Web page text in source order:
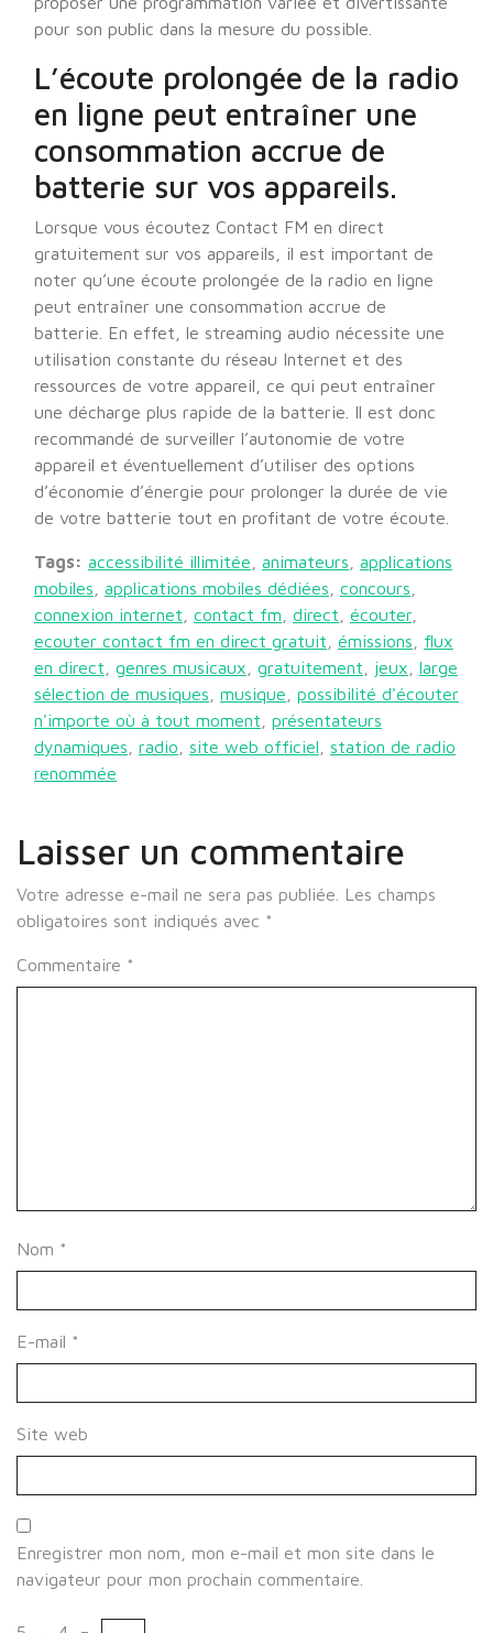
pour son public dans la mesure du possible.
L’écoute prolongée de la radio
en ligne peut entraîner une
consommation accrue de
batterie sur vos appareils.
Lorsque vous écoutez Contact FM en direct
gratuitement sur vos appareils, il est important de
noter qu’une écoute prolongée de la radio en ligne
peut entraîner une consommation accrue de
batterie. En effet, le streaming audio nécessite une
utilisation constante du réseau Internet et des
ressources de votre appareil, ce qui peut entraîner
une décharge plus rapide de la batterie. Il est donc
recommandé de surveiller l’autonomie de votre
appareil et éventuellement d’utiliser des options
d’économie d’énergie pour prolonger la durée de vie
de votre batterie tout en profitant de votre écoute.
Tags: accessibilité illimitée animateurs
applications
mobiles
applications mobiles dédiées concours
connexion internet
contact fm direct écouter
ecouter contact fm en direct gratuit
émissions
flux
en direct
genres musicaux gratuitement jeux
large
sélection de musiques
musique
possibilité d'écouter
n'importe où à tout moment
présentateurs
dynamiques
radio site web officiel
station de radio
renommée
Laisser un commentaire
Votre adresse e-mail ne sera pas publiée.
Les champs
obligatoires sont indiqués avec *
Commentaire *
Nom *
E-mail *
Site web
Enregistrer mon nom, mon e-mail et mon site dans le
navigateur pour mon prochain commentaire.